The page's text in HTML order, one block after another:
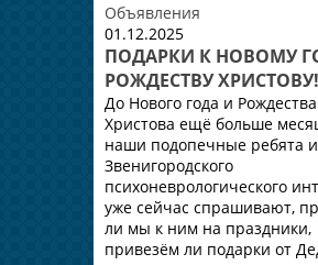
Объявления
01.12.2025
ПОДАРКИ К НОВОМУ
РОЖДЕСТВУ ХРИСТОВУ!
До Нового года и Рождества
Христова ещё больше
наши подопечные ребята
Звенигородского
психоневрологического
уже сейчас спрашивают,
ли мы к ним на праздники,
привезём ли подарки от